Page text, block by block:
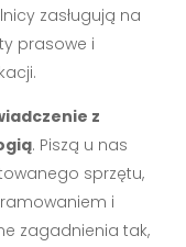
zasługują na
prasowe i
z
. Piszą u nas
sprzętu,
i
zagadnienia tak,